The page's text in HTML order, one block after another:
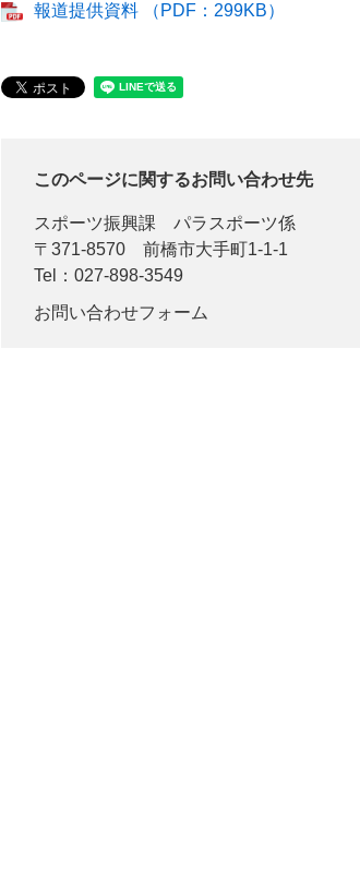
報道提供資料 （PDF：299KB）
このページに関するお問い合わせ先
スポーツ振興課
パラスポーツ係
〒371-8570
前橋市大手町1-1-1
Tel：027-898-3549
お問い合わせフォーム